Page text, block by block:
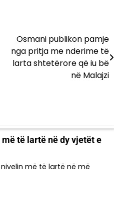
Osmani publikon pamje
nga pritja me nderime të
larta shtetërore që iu bë
në Malajzi
të lartë në dy vjetët e
më të lartë në më